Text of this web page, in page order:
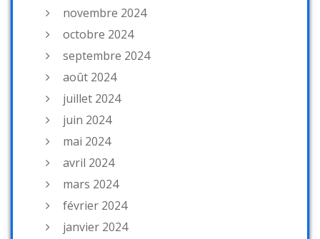
novembre 2024
octobre 2024
septembre 2024
août 2024
juillet 2024
juin 2024
mai 2024
avril 2024
mars 2024
février 2024
janvier 2024